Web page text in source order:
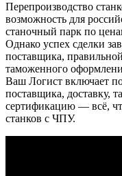
Перепроизводство
возможность для
станочный парк по
Однако успех сделки
поставщика,
таможенного
Ваш Логист включает
поставщика, доставку,
сертификацию — всё,
станков с ЧПУ.